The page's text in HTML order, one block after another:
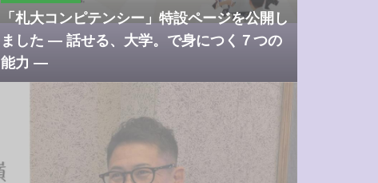
「札大コンピテンシー」特設ページを公開し
ました ― 話せる、大学。で身につく７つの
能力 ―